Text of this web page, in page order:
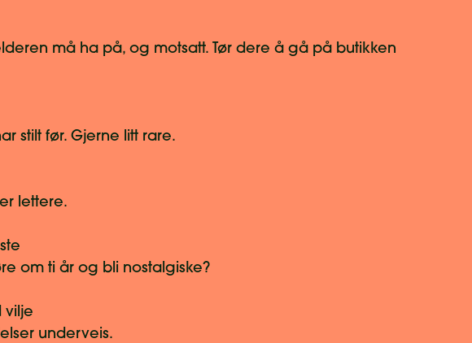
må ha på, og motsatt. Tør dere å gå på butikken
stilt før. Gjerne litt rare.
lettere.
om ti år og bli nostalgiske?
vilje
underveis.